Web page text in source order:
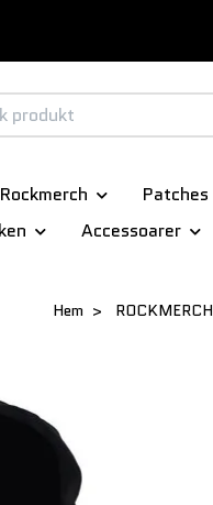
Rockmerch Patches
Accessoarer
Hem ROCKMERCH